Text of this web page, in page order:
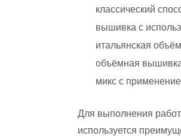
классический
вышивка с
итальянская
объёмная
микс с
Для выполнения
используется